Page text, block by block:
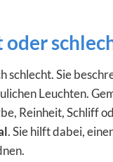
schlecht. Sie
Leuchten.
Reinheit, Schliff
. Sie hilft dabei,